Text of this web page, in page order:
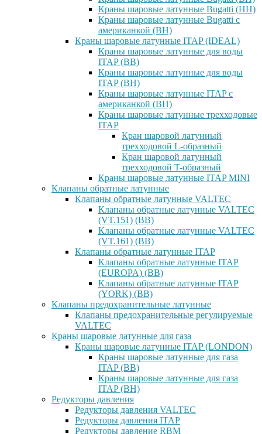
Краны шаровые латунные Bugatti (НН)
Краны шаровые латунные Bugatti с
американкой (ВН)
Краны шаровые латунные ITAP (IDEAL)
Краны шаровые латунные для воды
ITAP (ВВ)
Краны шаровые латунные для воды
ITAP (ВН)
Краны шаровые латунные ITAP с
американкой (ВН)
Краны шаровые латунные трехходовые
ITAP
Кран шаровой латунный
трехходовой L-образный
Кран шаровой латунный
трехходовой T-образный
Краны шаровые латунные ITAP MINI
Клапаны обратные латунные
Клапаны обратные латунные VALTEC
Клапаны обратные латунные VALTEC
(VT.151) (ВВ)
Клапаны обратные латунные VALTEC
(VT.161) (ВВ)
Клапаны обратные латунные ITAP
Клапаны обратные латунные ITAP
(EUROPA) (ВВ)
Клапаны обратные латунные ITAP
(YORK) (ВВ)
Клапаны предохранительные латунные
Клапаны предохранительные регулируемые
VALTEC
Краны шаровые латунные для газа
Краны шаровые латунные ITAP (LONDON)
Краны шаровые латунные для газа
ITAP (ВВ)
Краны шаровые латунные для газа
ITAP (ВН)
Редукторы давления
Редукторы давления VALTEC
Редукторы давления ITAP
Редукторы давление RBM